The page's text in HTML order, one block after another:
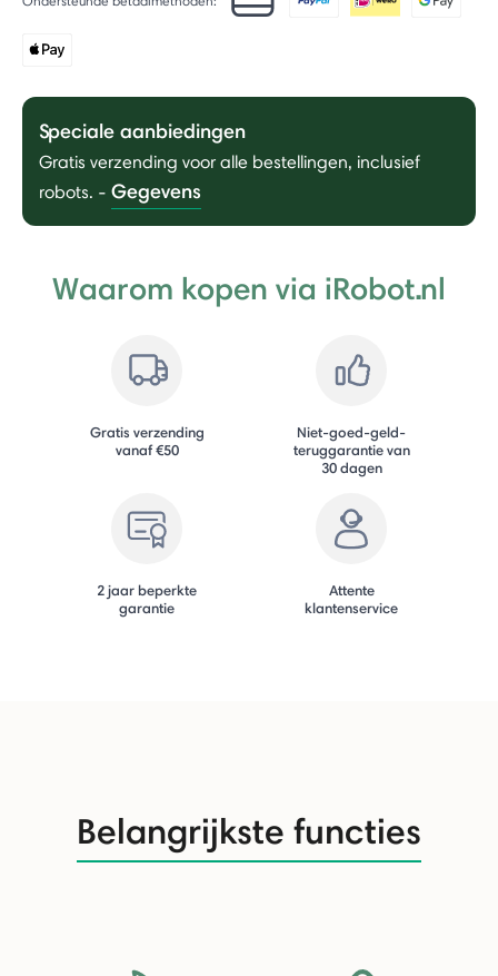
Speciale aanbiedingen
Gratis verzending voor alle bestellingen, inclusief
robots. - Gegevens
Waarom kopen via iRobot.nl
Gratis verzending
vanaf €50
Niet-goed-geld-
teruggarantie van
30 dagen
2 jaar beperkte
garantie
Attente
klantenservice
Belangrijkste functies